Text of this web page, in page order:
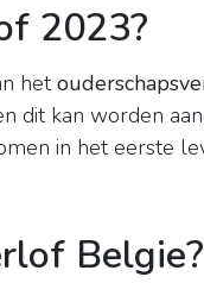
2023?
het
dit kan worden
in het eerste
Belgie?